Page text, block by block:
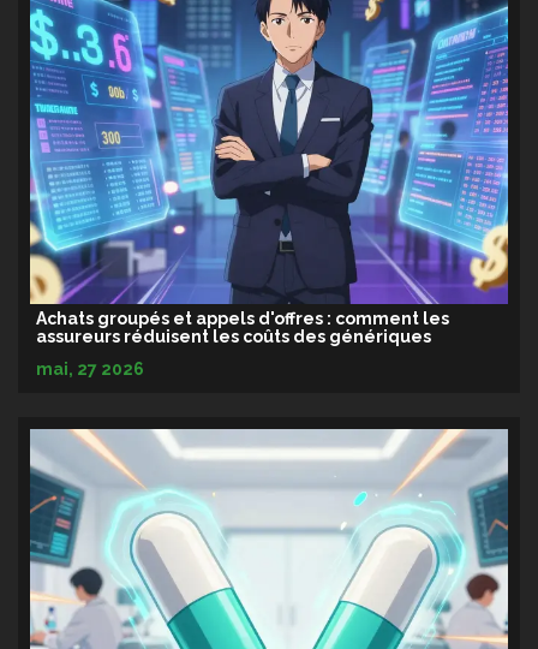
Achats groupés et appels d'offres : comment les
assureurs réduisent les coûts des génériques
mai, 27 2026